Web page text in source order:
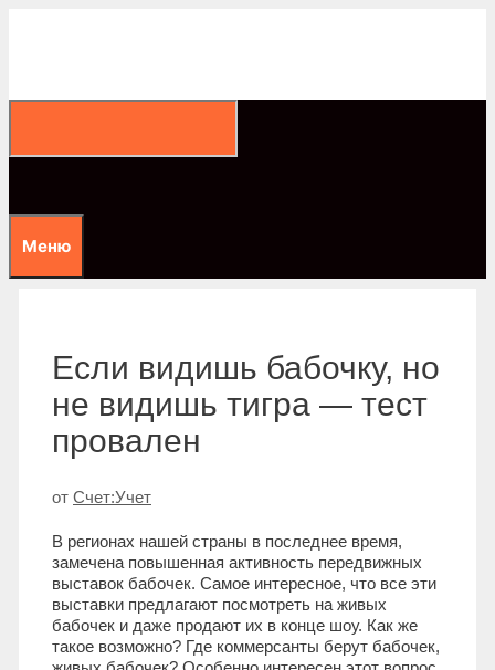
Меню
Если видишь бабочку, но
не видишь тигра — тест
провален
от Счет:Учет
В регионах нашей страны в последнее время,
замечена повышенная активность передвижных
выставок бабочек. Самое интересное, что все эти
выставки предлагают посмотреть на живых
бабочек и даже продают их в конце шоу. Как же
такое возможно? Где коммерсанты берут бабочек,